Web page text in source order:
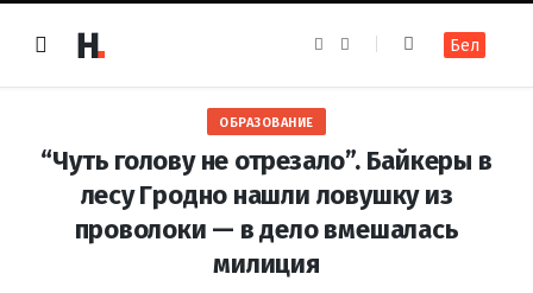
e
b
o
k
t
a
m
Бел
ОБРАЗОВАНИЕ
“Чуть голову не отрезало”. Байкеры в
лесу Гродно нашли ловушку из
проволоки — в дело вмешалась
милиция